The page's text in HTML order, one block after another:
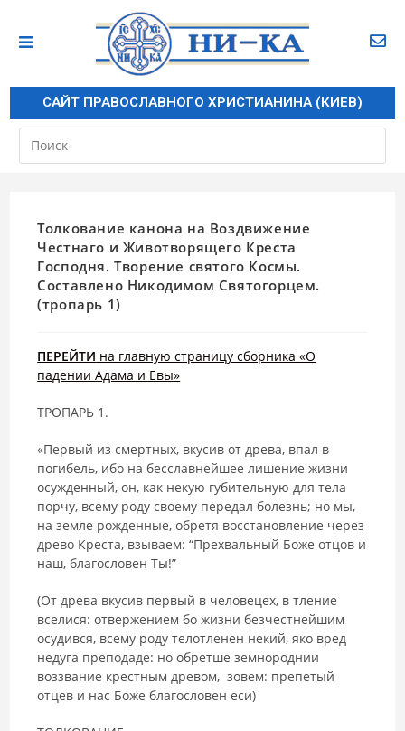
САЙТ ПРАВОСЛАВНОГО ХРИСТИАНИНА (КИЕВ)
Толкование канона на Воздвижение
Честнаго и Животворящего Креста
Господня. Творение святого Космы.
Составлено Никодимом Святогорцем.
(тропарь 1)
ПЕРЕЙТИ на главную страницу сборника «О
падении Адама и Евы»
ТРОПАРЬ 1.
«Первый из смертных, вкусив от древа, впал в
погибель, ибо на бесславнейшее лишение жизни
осужденный, он, как некую губительную для тела
порчу, всему роду своему передал болезнь; но мы,
на земле рожденные, обретя восстановление через
древо Креста, взываем: “Прехвальный Боже отцов и
наш, благословен Ты!”
(От древа вкусив первый в человецех, в тление
вселися: отвержением бо жизни безчестнейшим
осудився, всему роду телотленен некий, яко вред
недуга преподаде: но обретше земнороднии
воззвание крестным древом, зовем: препетый
отцев и нас Боже благословен еси)